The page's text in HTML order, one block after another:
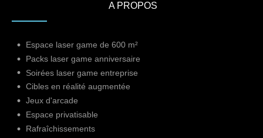
A PROPOS
Espace laser game de 600 m²
Packs laser game anniversaire
Soirées laser game entreprise
Cibles en réalité augmentée
Jeux d'arcade
Espace privatisable
Rafraîchissements